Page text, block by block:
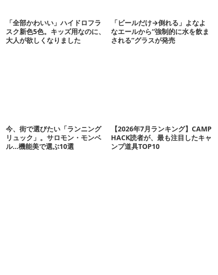
「全部かわいい」ハイドロフラ
スク新色5色。キッズ用なのに、
大人が欲しくなりました
「ビールだけ→倒れる」よなよ
なエールから“強制的に水を飲ま
される”グラスが発売
今、街で選びたい「ランニング
リュック」。サロモン・モンベ
ル…機能美で選ぶ10選
【2026年7月ランキング】CAMP
HACK読者が、最も注目したキャ
ンプ道具TOP10